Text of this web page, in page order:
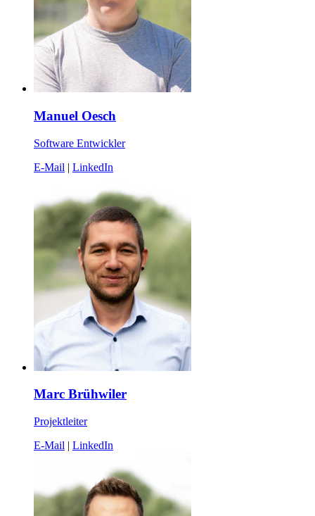
Manuel Oesch
Software Entwickler
E-Mail | LinkedIn
Marc Brühwiler
Projektleiter
E-Mail | LinkedIn